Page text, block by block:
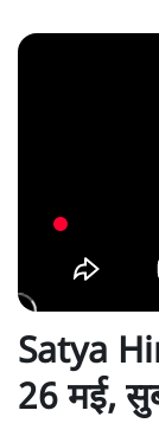
Satya
26 मई,